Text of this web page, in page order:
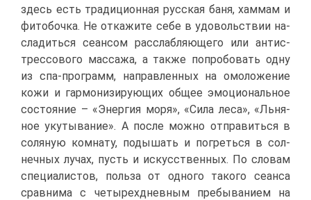
здесь есть тра­ди­ци­он­ная рус­ская ба­ня, хам­мам и
фи­то­боч­ка. Не от­ка­жи­те се­бе в удо­воль­ствии на­
сла­дить­ся се­ан­сом рас­слаб­ля­ю­ще­го или ан­ти­с­
трес­со­во­го мас­са­жа, а та­к­же по­про­бо­вать од­ну
из спа-про­грамм, на­прав­лен­ных на омо­ло­же­ние
ко­жи и гар­мо­ни­зи­ру­ю­щих об­щее эмо­ци­о­наль­ное
со­сто­я­ние – «Энер­гия мо­ря», «Си­ла ле­са», «Льня­
ное уку­ты­ва­ние». А по­сле мож­но от­пра­вить­ся в
со­ля­ную ком­на­ту, по­ды­шать и по­греть­ся в сол­
неч­ных лу­чах, пусть и ис­кус­ствен­ных. По сло­вам
спе­ци­а­ли­стов, поль­за от од­но­го та­ко­го се­ан­са
срав­ни­ма с че­ты­рех­днев­ным пре­бы­ва­ни­ем на